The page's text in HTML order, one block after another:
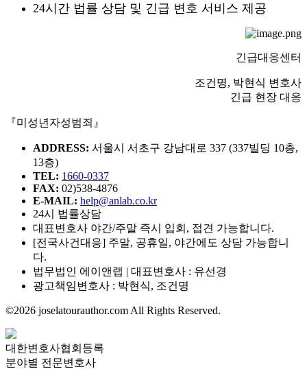
24시간 법률 상담 및 긴급 변호 서비스 제공
긴급대응센터
조건명, 박현식 변호사
긴급 현장 대응
『미성년자성범죄』
ADDRESS: 서울시 서초구 강남대로 337 (337빌딩 10층,
13층)
TEL: 1660-0337
FAX: 02)538-4876
E-MAIL: help@anlab.co.kr
24시 법률상담
대표변호사 야간/주말 즉시 입회, 접견 가능합니다.
[전국사건대응] 주말, 공휴일, 야간에도 상담 가능합니
다.
법무법인 에이앤랩 | 대표변호사 : 유선경
광고책임변호사 : 박현식, 조건명
©2026 joselatourauthor.com All Rights Reserved.
대한변호사협회등록
분야별 전문변호사